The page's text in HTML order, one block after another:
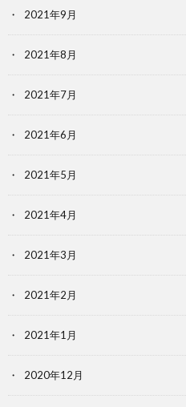
2021年9月
2021年8月
2021年7月
2021年6月
2021年5月
2021年4月
2021年3月
2021年2月
2021年1月
2020年12月